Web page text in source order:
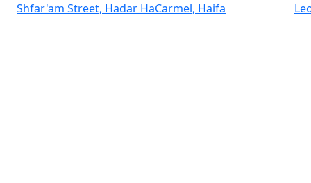
Shfar'am Street, Hadar HaCarmel, Haifa